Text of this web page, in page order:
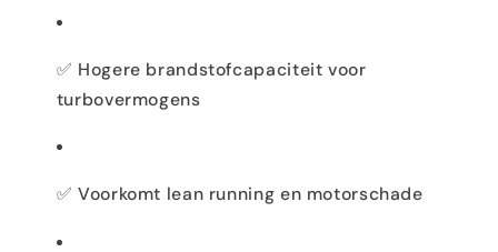
✅ Hogere brandstofcapaciteit voor
turbovermogens
✅ Voorkomt lean running en motorschade